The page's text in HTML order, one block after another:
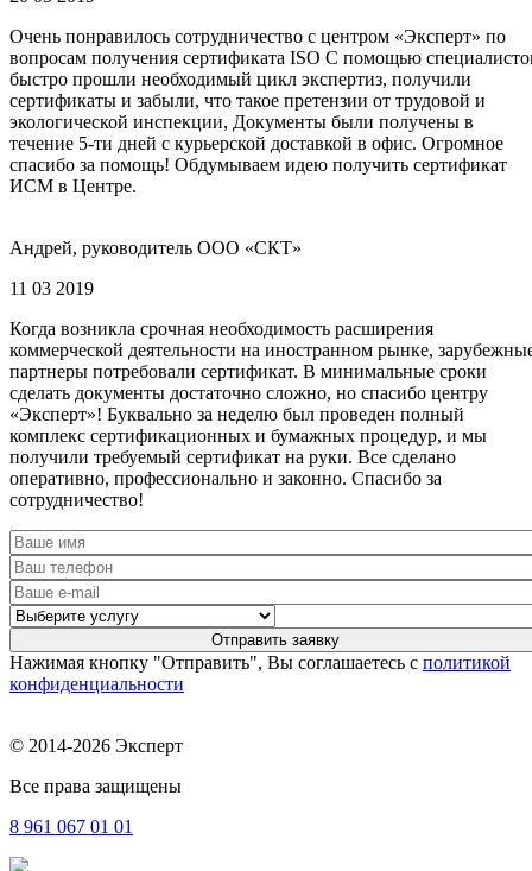
Очень понравилось сотрудничество с центром «Эксперт» по
вопросам получения сертификата ISO С помощью
быстро прошли необходимый цикл экспертиз, получили
сертификаты и забыли, что такое претензии от трудовой и
экологической инспекции, Документы были получены в
течение 5-ти дней с курьерской доставкой в офис. Огромное
спасибо за помощь! Обдумываем идею получить сертификат
ИСМ в Центре.
Андрей, руководитель ООО «СКТ»
11 03 2019
Когда возникла срочная необходимость расширения
коммерческой деятельности на иностранном рынке,
партнеры потребовали сертификат. В минимальные сроки
сделать документы достаточно сложно, но спасибо центру
«Эксперт»! Буквально за неделю был проведен полный
комплекс сертификационных и бумажных процедур, и мы
получили требуемый сертификат на руки. Все сделано
оперативно, профессионально и законно. Спасибо за
сотрудничество!
Нажимая кнопку "Отправить", Вы соглашаетесь с политикой
конфиденциальности
© 2014-2026 Эксперт
Все права защищены
8 961 067 01 01